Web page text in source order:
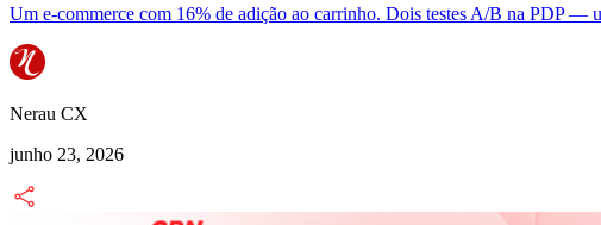
Um e-commerce com 16% de adição ao carrinho. Dois testes A/B na PDP —
Nerau CX
junho 23, 2026